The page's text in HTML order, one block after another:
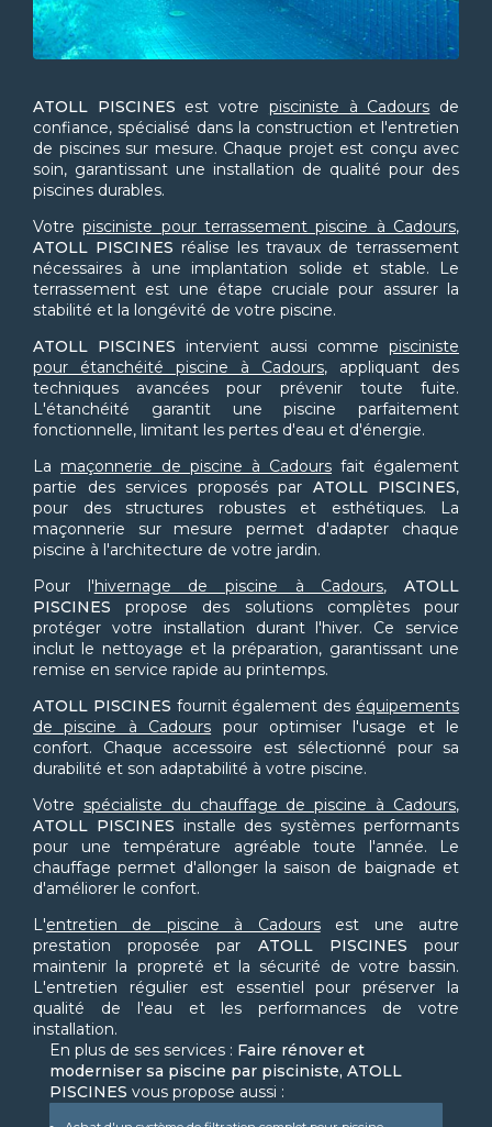
ATOLL PISCINES est votre pisciniste à Cadours de
confiance, spécialisé dans la construction et l'entretien
de piscines sur mesure. Chaque projet est conçu avec
soin, garantissant une installation de qualité pour des
piscines durables.
Votrepisciniste pour terrassement piscine à Cadours,
ATOLL PISCINES réalise les travaux de terrassement
nécessaires à une implantation solide et stable. Le
terrassement est une étape cruciale pour assurer la
stabilité et la longévité de votre piscine.
ATOLL PISCINES intervient aussi commepisciniste
pour étanchéité piscine à Cadours, appliquant des
techniques avancées pour prévenir toute fuite.
L'étanchéité garantit une piscine parfaitement
fonctionnelle, limitant les pertes d'eau et d'énergie.
La maçonnerie de piscine à Cadours fait également
partie des services proposés par ATOLL PISCINES,
pour des structures robustes et esthétiques. La
maçonnerie sur mesure permet d'adapter chaque
piscine à l'architecture de votre jardin.
Pour l'hivernage de piscine à Cadours,ATOLL
PISCINES propose des solutions complètes pour
protéger votre installation durant l'hiver. Ce service
inclut le nettoyage et la préparation, garantissant une
remise en service rapide au printemps.
ATOLL PISCINES fournit également des équipements
de piscine à Cadours pour optimiser l'usage et le
confort. Chaque accessoire est sélectionné pour sa
durabilité et son adaptabilité à votre piscine.
Votre spécialiste du chauffage de piscine à Cadours,
ATOLL PISCINES installe des systèmes performants
pour une température agréable toute l'année. Le
chauffage permet d'allonger la saison de baignade et
d'améliorer le confort.
L'entretien de piscine à Cadoursest une autre
prestation proposée par ATOLL PISCINES pour
maintenir la propreté et la sécurité de votre bassin.
L'entretien régulier est essentiel pour préserver la
qualité de l'eau et les performances de votre
installation.
En plus de ses services : Faire rénover et
moderniser sa piscine par pisciniste, ATOLL
PISCINES vous propose aussi :